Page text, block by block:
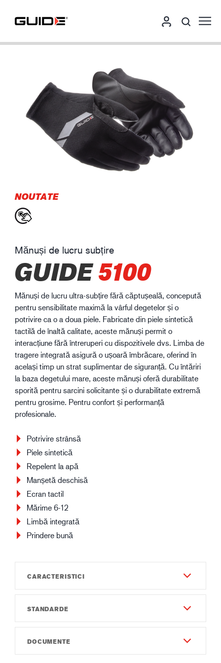
NOUTATE
Mănuși de lucru subțire
GUIDE5100
Mănuși de lucru ultra-subțire fără căptușeală, concepută
pentru sensibilitate maximă la vârful degetelor și o
potrivire ca o a doua piele. Fabricate din piele sintetică
tactilă de înaltă calitate, aceste mănuși permit o
interacțiune fără întreruperi cu dispozitivele dvs. Limba de
tragere integrată asigură o ușoară îmbrăcare, oferind în
același timp un strat suplimentar de siguranță. Cu întăriri
la baza degetului mare, aceste mănuși oferă durabilitate
sporită pentru sarcini solicitante și o durabilitate extremă
pentru grosime. Pentru confort și performanță
profesionale.
Potrivire strânsă
Piele sintetică
Repelent la apă
Manșetă deschisă
Ecran tactil
Mărime 6-12
Limbă integrată
Prindere bună
CARACTERISTICI
Durabilitate
6
Dexteritate
8
STANDARDE
2111XDOCUMENTE